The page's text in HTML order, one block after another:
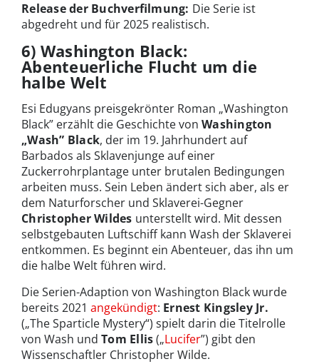
Release der Buchverfilmung: Die Serie ist
abgedreht und für 2025 realistisch.
6) Washington Black:
Abenteuerliche Flucht um die
halbe Welt
Esi Edugyans preisgekrönter Roman „Washington
Black” erzählt die Geschichte von Washington
„Wash” Black, der im 19. Jahrhundert auf
Barbados als Sklavenjunge auf einer
Zuckerrohrplantage unter brutalen Bedingungen
arbeiten muss. Sein Leben ändert sich aber, als er
dem Naturforscher und Sklaverei-Gegner
Christopher Wildes unterstellt wird. Mit dessen
selbstgebauten Luftschiff kann Wash der Sklaverei
entkommen. Es beginnt ein Abenteuer, das ihn um
die halbe Welt führen wird.
Die Serien-Adaption von Washington Black wurde
bereits 2021 angekündigt: Ernest Kingsley Jr.
(„The Sparticle Mystery“) spielt darin die Titelrolle
von Wash und Tom Ellis(„Lucifer”) gibt den
Wissenschaftler Christopher Wilde.